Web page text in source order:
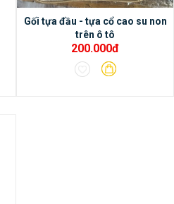
Gối tựa đầu - tựa cổ cao su non
trên ô tô
200.000đ